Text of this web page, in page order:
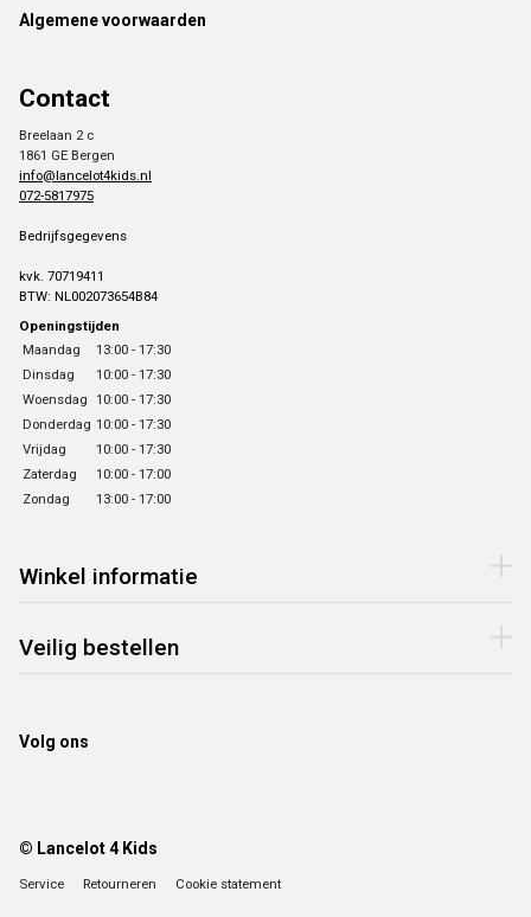
Algemene voorwaarden
Contact
Breelaan 2 c
1861 GE Bergen
info@lancelot4kids.nl
072-5817975
Bedrijfsgegevens
kvk. 70719411
BTW: NL002073654B84
Openingstijden
Maandag
13:00 - 17:30
Dinsdag
10:00 - 17:30
Woensdag 10:00 - 17:30
Donderdag 10:00 - 17:30
Vrijdag
10:00 - 17:30
Zaterdag
10:00 - 17:00
Zondag
13:00 - 17:00
Winkel informatie
Veilig bestellen
Volg ons
© Lancelot 4 Kids
Service Retourneren Cookie statement